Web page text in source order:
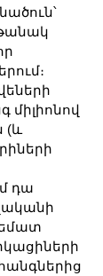
միլիոնով
(և
դա